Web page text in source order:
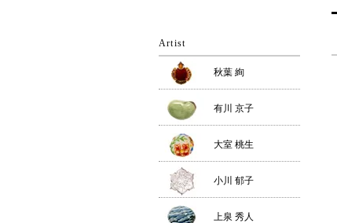
Artist
秋葉 絢
有川 京子
大室 桃生
小川 郁子
上泉 秀人